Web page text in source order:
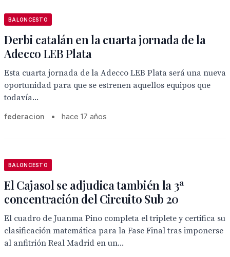
BALONCESTO
Derbi catalán en la cuarta jornada de la
Adecco LEB Plata
Esta cuarta jornada de la Adecco LEB Plata será una nueva
oportunidad para que se estrenen aquellos equipos que
todavía...
federacion • hace 17 años
BALONCESTO
El Cajasol se adjudica también la 3ª
concentración del Circuito Sub 20
El cuadro de Juanma Pino completa el triplete y certifica su
clasificación matemática para la Fase Final tras imponerse
al anfitrión Real Madrid en un...